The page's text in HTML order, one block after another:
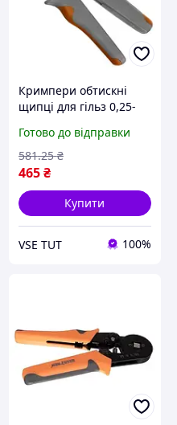
Кримпери обтискні
щипці для гільз 0,25-
набір гільз 500 шт
Готово до відправки
465₴
581.25 ₴
Купити
VSE TUT 100%